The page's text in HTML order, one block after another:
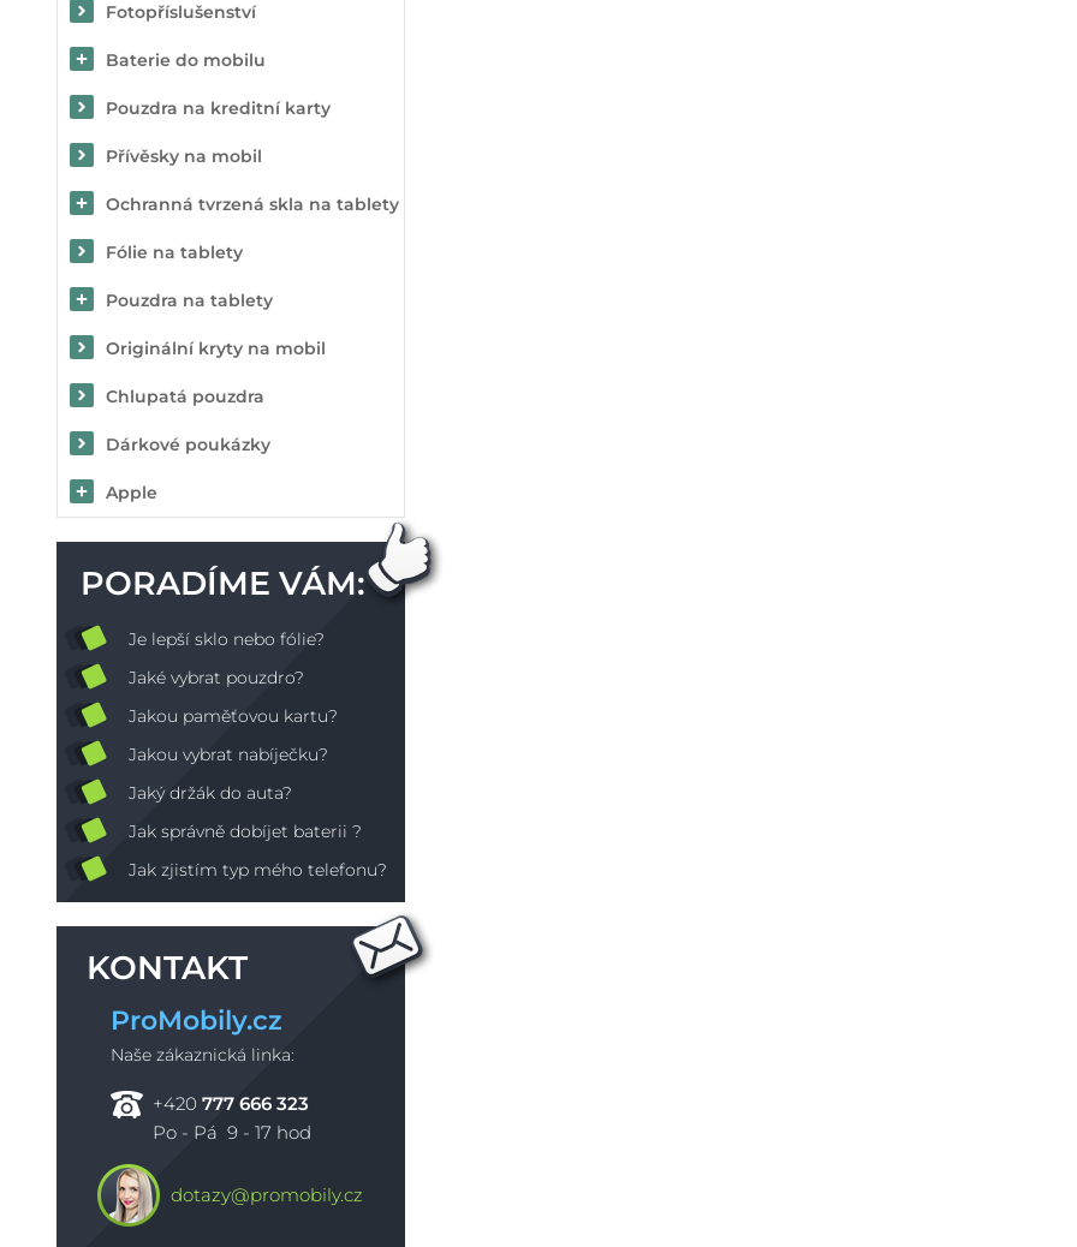
Fotopříslušenství
Baterie do mobilu
Pouzdra na kreditní karty
Přívěsky na mobil
Ochranná tvrzená skla na tablety
Fólie na tablety
Pouzdra na tablety
Originální kryty na mobil
Chlupatá pouzdra
Dárkové poukázky
Apple
PORADÍME VÁM:
Je lepší sklo nebo fólie?
Jaké vybrat pouzdro?
Jakou paměťovou kartu?
Jakou vybrat nabíječku?
Jaký držák do auta?
Jak správně dobíjet baterii ?
Jak zjistím typ mého telefonu?
KONTAKT
ProMobily.cz
Naše zákaznická linka:
+420 777 666 323
Po - Pá 9 - 17 hod
dotazy@promobily.cz